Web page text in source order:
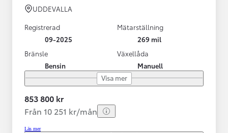
UDDEVALLA
Registrerad
09-2025
Mätarställning
269 mil
Bränsle
Bensin
Växellåda
Manuell
Visa mer
853 800 kr
Från 10 251 kr/mån
Läs mer